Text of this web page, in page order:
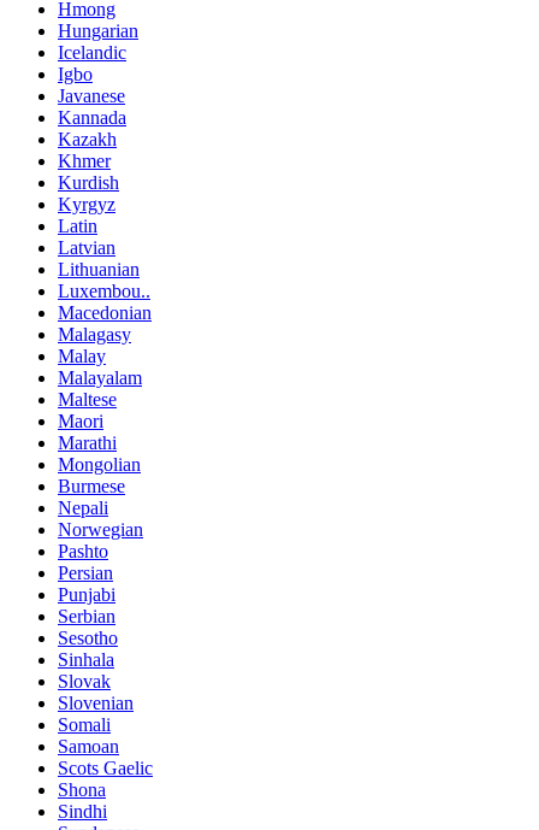
Hmong
Hungarian
Icelandic
Igbo
Javanese
Kannada
Kazakh
Khmer
Kurdish
Kyrgyz
Latin
Latvian
Lithuanian
Luxembou..
Macedonian
Malagasy
Malay
Malayalam
Maltese
Maori
Marathi
Mongolian
Burmese
Nepali
Norwegian
Pashto
Persian
Punjabi
Serbian
Sesotho
Sinhala
Slovak
Slovenian
Somali
Samoan
Scots Gaelic
Shona
Sindhi